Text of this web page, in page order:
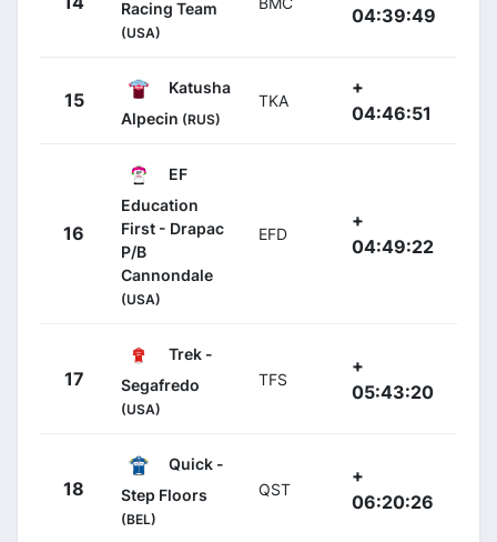
Racing Team
(USA)
04:39:49
15
Katusha
Alpecin (RUS)
TKA
+
04:46:51
16
EF
Education
First - Drapac
P/B
Cannondale
(USA)
EFD
+
04:49:22
17
Trek -
Segafredo
(USA)
TFS
+
05:43:20
18
Quick -
Step Floors
(BEL)
QST
+
06:20:26